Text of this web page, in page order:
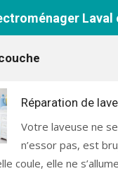
Réparation de
Votre laveuse ne
n’essor pas, est
coule, elle ne